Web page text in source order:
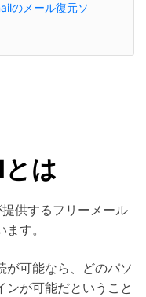
のメール復元ソ
は
供するフリーメール
す。
が可能なら、どのパソ
ンが可能だということ